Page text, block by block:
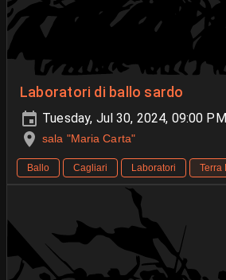
Laboratori di ballo sardo
Tuesday, Jul 30, 2024, 09:00
sala "Maria Carta"
Ballo Cagliari Laboratori Terra